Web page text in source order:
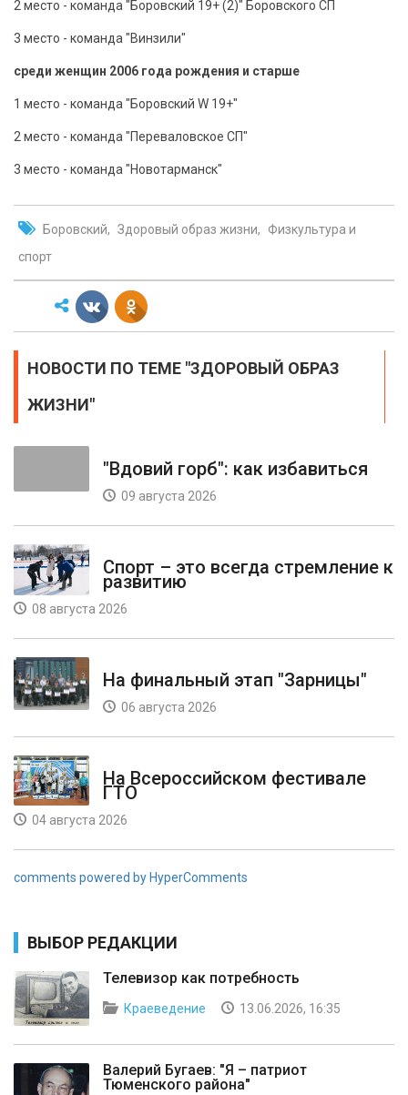
2 место - команда "Боровский 19+ (2)" Боровского СП
3 место - команда "Винзили"
среди женщин 2006 года рождения и старше
1 место - команда "Боровский W 19+"
2 место - команда "Переваловское СП"
3 место - команда "Новотарманск"
Боровский Здоровый образ жизни
Физкультура и
спорт
НОВОСТИ ПО ТЕМЕ "ЗДОРОВЫЙ ОБРАЗ
ЖИЗНИ"
"Вдовий горб": как избавиться
09 августа 2026
Спорт – это всегда стремление к
развитию
08 августа 2026
На финальный этап "Зарницы"
06 августа 2026
На Всероссийском фестивале
ГТО
04 августа 2026
comments powered by HyperComments
ВЫБОР РЕДАКЦИИ
Телевизор как потребность
Краеведение 13.06.2026, 16:35
Валерий Бугаев: "Я – патриот
Тюменского района"